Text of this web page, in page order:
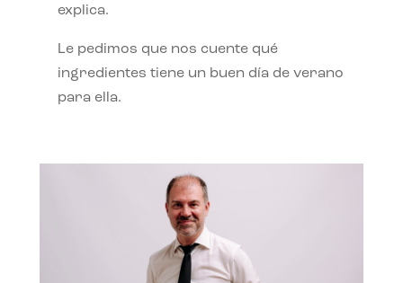
explica.
Le pedimos que nos cuente qué
ingredientes tiene un buen día de verano
para ella.